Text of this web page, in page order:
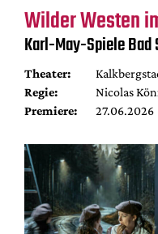
Wilder Westen
Karl-May-Spiele Bad
Theater:
Regie:
Nicolas
Premiere:
27.06.2026